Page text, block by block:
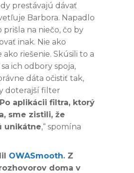
prestávajú dávať
Barbora. Napadlo
prišla na niečo, čo by
inak. Nie ako
ako riešenie. Skúsili to a
ich odbory spoja,
dáta očistiť tak,
doterajší filter
Po aplikácii filtra, ktorý
sme zistili, že
unikátne,“ spomína
OWASmooth. Z
doma v